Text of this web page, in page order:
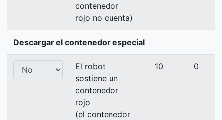
contenedor
rojo no cuenta)
Descargar el contenedor especial
El robot
sostiene un
contenedor
rojo
(el contenedor
10 0